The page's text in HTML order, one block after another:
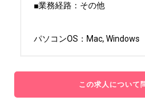
■業務経路：その他
パソコンOS：Mac, Windows
この求人について